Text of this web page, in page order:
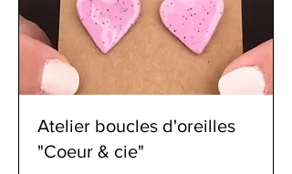
Atelier boucles d'oreilles
"Coeur & cie"